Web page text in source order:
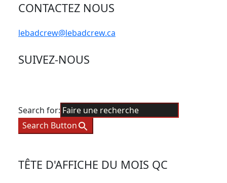
CONTACTEZ NOUS
lebadcrew@lebadcrew.ca
SUIVEZ-NOUS
Search for:
Search Button
TÊTE D'AFFICHE DU MOIS QC